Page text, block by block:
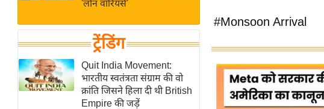
शख्सियत
यंग इंडिया
साहित्य जगत
ऑटो वर्ल्ड
न्यूज ब्रीफ
मनोरंजन जगत
'लोन वॉरियर्स'
ट्रेंडिंग
Quit India Movement:
भारतीय स्वतंत्रता संग्राम की वो
क्रांति जिसने हिला दी थी British
Empire की जड़ें
#Monsoon Arrival